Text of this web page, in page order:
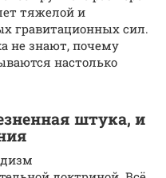
тяжелой и
гравитационных сил.
не знают, почему
настолько
штука, и